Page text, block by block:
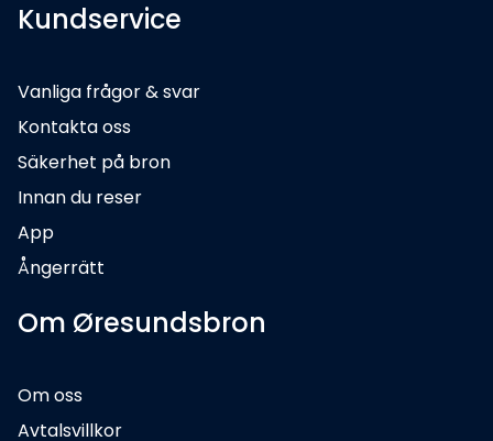
Kundservice
Vanliga frågor & svar
Kontakta oss
Säkerhet på bron
Innan du reser
App
Ångerrätt
Om Øresundsbron
Om oss
Avtalsvillkor